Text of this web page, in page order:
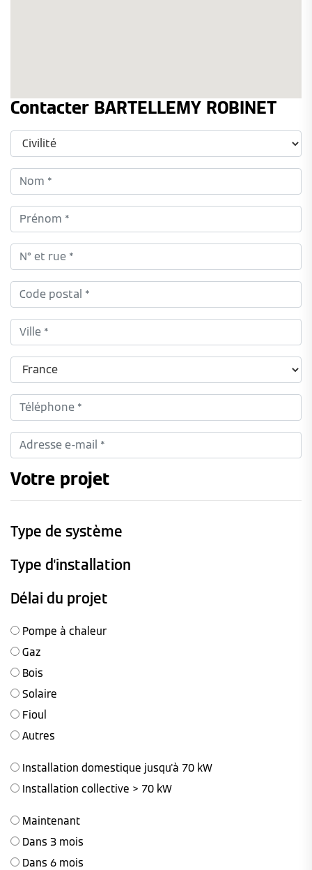
Contacter BARTELLEMY ROBINET
Votre projet
Type de système
Type d'installation
Délai du projet
Pompe à chaleur
Gaz
Bois
Solaire
Fioul
Autres
Installation domestique jusqu'à 70 kW
Installation collective > 70 kW
Maintenant
Dans 3 mois
Dans 6 mois